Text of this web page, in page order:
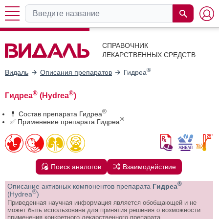
СПРАВОЧНИК
ЛЕКАРСТВЕННЫХ СРЕДСТВ
Видаль Описания препаратов Гидреа®
Гидреа® (Hydrea®)
💊 Состав препарата Гидреа®
✅ Применение препарата Гидреа®
Поиск аналогов Взаимодействие
Описание активных компонентов препарата Гидреа®
(Hydrea®)
Приведенная научная информация является обобщающей и не
может быть использована для принятия решения о возможности
применения конкретного лекарственного препарата.